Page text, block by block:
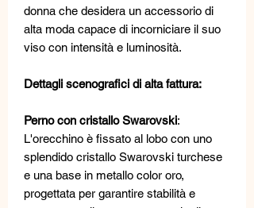
donna che desidera un accessorio di
alta moda capace di incorniciare il suo
viso con intensità e luminosità.
Dettagli scenografici di alta fattura:
Perno con cristallo Swarovski:
L'orecchino è fissato al lobo con uno
splendido cristallo Swarovski turchese
e una base in metallo color oro,
progettata per garantire stabilità e